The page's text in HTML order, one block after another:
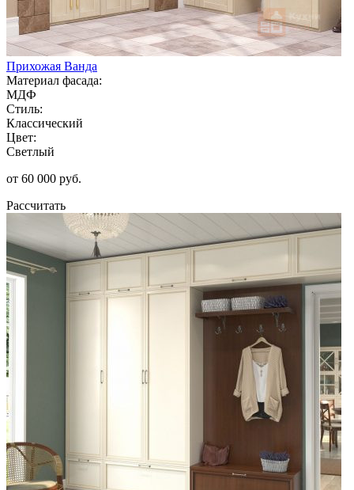
Прихожая Ванда
Материал фасада:
МДФ
Стиль:
Классический
Цвет:
Светлый
от 60 000 руб.
Рассчитать